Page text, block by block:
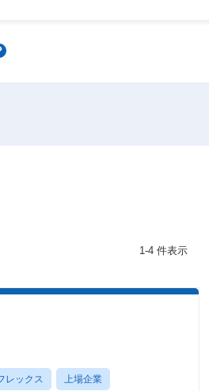
1-4 件表示
レックス 上場企業